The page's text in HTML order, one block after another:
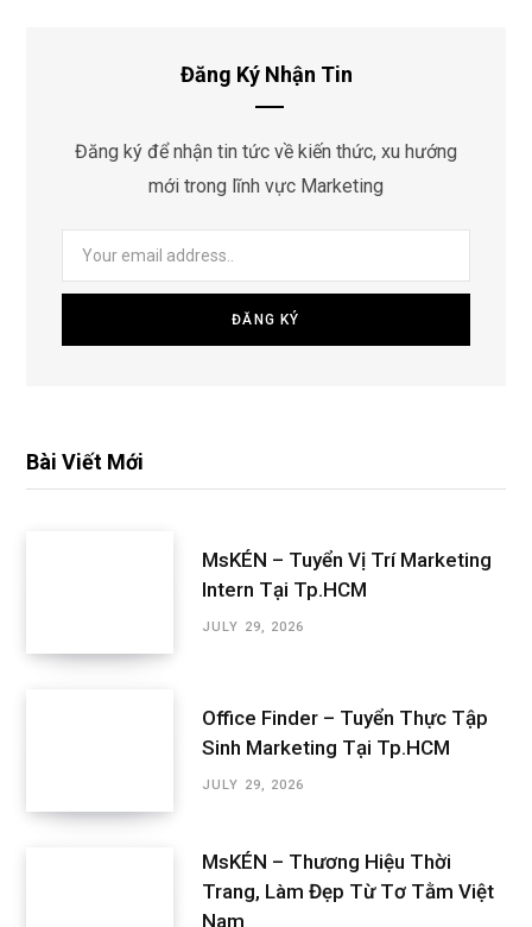
Đăng Ký Nhận Tin
Đăng ký để nhận tin tức về kiến thức, xu hướng
mới trong lĩnh vực Marketing
Bài Viết Mới
MsKÉN – Tuyển Vị Trí Marketing
Intern Tại Tp.HCM
JULY 29, 2026
Office Finder – Tuyển Thực Tập
Sinh Marketing Tại Tp.HCM
JULY 29, 2026
MsKÉN – Thương Hiệu Thời
Trang, Làm Đẹp Từ Tơ Tằm Việt
Nam